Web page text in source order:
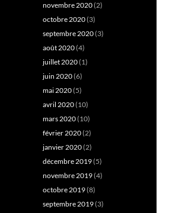
novembre 2020(2)
octobre 2020(3)
septembre 2020(3)
août 2020(4)
juillet 2020(1)
juin 2020(6)
mai 2020(5)
avril 2020(10)
mars 2020(10)
février 2020(2)
janvier 2020(2)
décembre 2019(5)
novembre 2019(4)
octobre 2019(8)
septembre 2019(3)